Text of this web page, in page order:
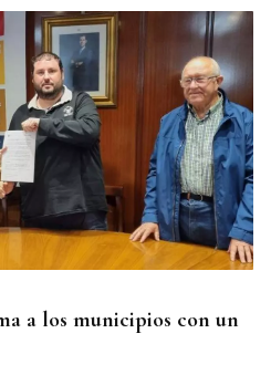
a los municipios con un